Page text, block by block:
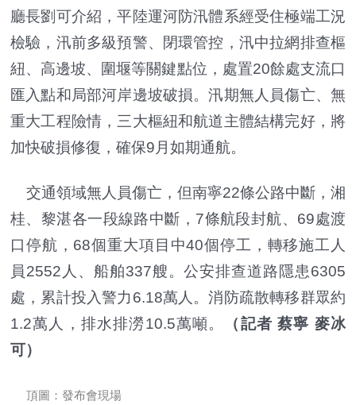
廳長劉可介紹，平陸運河防汛體系經受住極端工況
檢驗，汛前多級預警、閉環管控，汛中拉網排查樞
紐、高邊坡、圍堰等關鍵點位，處置20餘處支流口
匯入點和局部河岸邊坡破損。汛期無人員傷亡、無
重大工程險情，三大樞紐和航道主體結構完好，將
加快破損修復，確保9月如期通航。
交通領域無人員傷亡，但南寧22條公路中斷，湘
桂、黎湛各一段線路中斷，7條航段封航、69處渡
口停航，68個重大項目中40個停工，轉移施工人
員2552人、船舶337艘。公安排查道路隱患6305
處，累計投入警力6.18萬人。消防疏散轉移群眾約
1.2萬人，排水排澇10.5萬噸。
（記者 蔡寧 麥冰
可）
頂圖：發布會現場